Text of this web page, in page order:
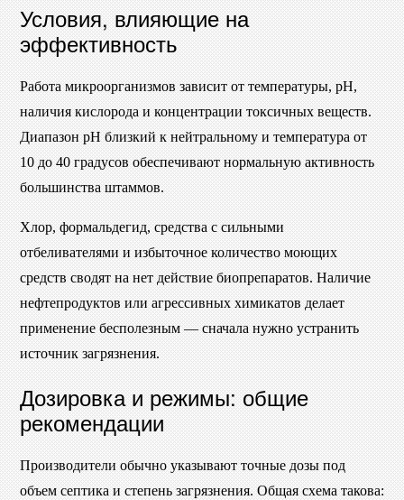
Условия, влияющие на
эффективность
Работа микроорганизмов зависит от температуры, pH,
наличия кислорода и концентрации токсичных веществ.
Диапазон pH близкий к нейтральному и температура от
10 до 40 градусов обеспечивают нормальную активность
большинства штаммов.
Хлор, формальдегид, средства с сильными
отбеливателями и избыточное количество моющих
средств сводят на нет действие биопрепаратов. Наличие
нефтепродуктов или агрессивных химикатов делает
применение бесполезным — сначала нужно устранить
источник загрязнения.
Дозировка и режимы: общие
рекомендации
Производители обычно указывают точные дозы под
объем септика и степень загрязнения. Общая схема такова: